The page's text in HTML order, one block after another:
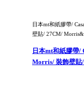
日本mt和紙膠帶/
壁貼/ 27CM/
日本mt和紙膠帶/
Morris/ 裝飾壁